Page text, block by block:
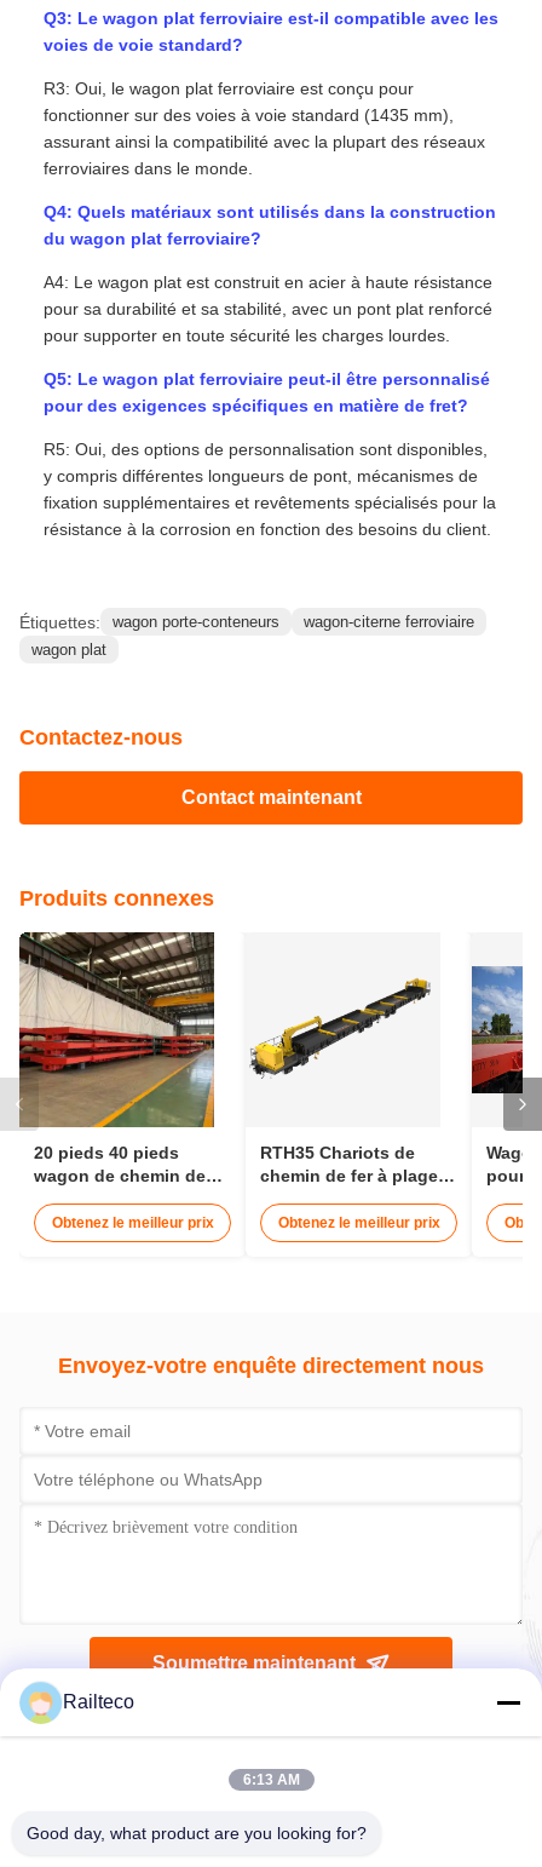
Q3: Le wagon plat ferroviaire est-il compatible avec les
voies de voie standard?
R3: Oui, le wagon plat ferroviaire est conçu pour
fonctionner sur des voies à voie standard (1435 mm),
assurant ainsi la compatibilité avec la plupart des réseaux
ferroviaires dans le monde.
Q4: Quels matériaux sont utilisés dans la construction
du wagon plat ferroviaire?
A4: Le wagon plat est construit en acier à haute résistance
pour sa durabilité et sa stabilité, avec un pont plat renforcé
pour supporter en toute sécurité les charges lourdes.
Q5: Le wagon plat ferroviaire peut-il être personnalisé
pour des exigences spécifiques en matière de fret?
R5: Oui, des options de personnalisation sont disponibles,
y compris différentes longueurs de pont, mécanismes de
fixation supplémentaires et revêtements spécialisés pour la
résistance à la corrosion en fonction des besoins du client.
Étiquettes: wagon porte-conteneurs
wagon-citerne ferroviaire
wagon plat
Contactez-nous
Contact maintenant
Produits connexes
20 pieds 40 pieds
wagon de chemin de
conteneur 30t
Obtenez le meilleur prix
RTH35 Chariots de
chemin de fer à plage
transportant 25 m de
train
Obtenez le meilleur prix
pour
Envoyez-votre enquête directement nous
Soumettre maintenant
Railteco
6:13 AM
Good day, what product are you looking for?